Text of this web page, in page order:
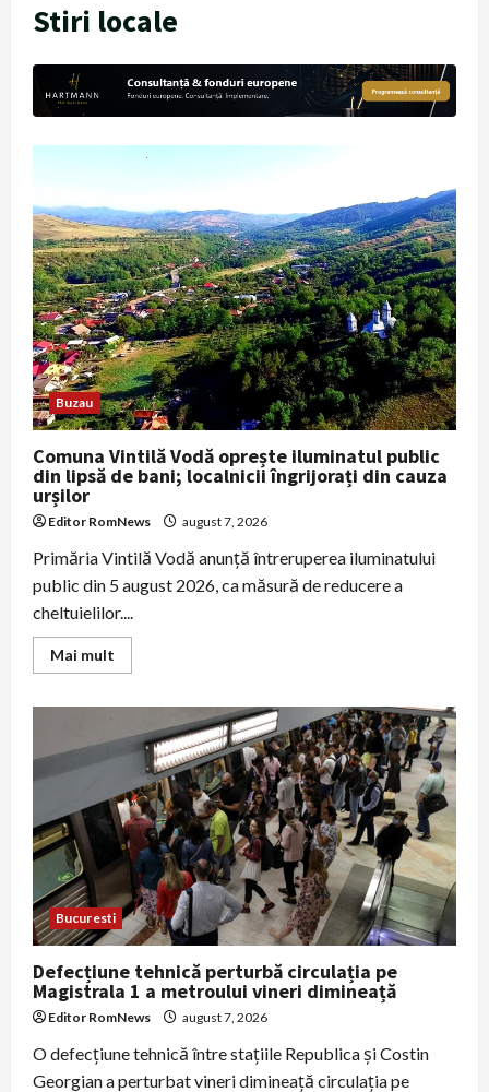
Stiri locale
Buzau
Comuna Vintilă Vodă oprește iluminatul public
din lipsă de bani; localnicii îngrijorați din cauza
urșilor
Editor RomNews august 7, 2026
Primăria Vintilă Vodă anunţă întreruperea iluminatului
public din 5 august 2026, ca măsură de reducere a
cheltuielilor....
Mai mult
more
Vodă
oprește
iluminatul
public
din
lipsă
de
bani;
localnicii
îngrijorați
din
cauza
urșilor
Bucuresti
Defecțiune tehnică perturbă circulația pe
Magistrala 1 a metroului vineri dimineață
Editor RomNews august 7, 2026
O defecțiune tehnică între stațiile Republica și Costin
Georgian a perturbat vineri dimineață circulația pe